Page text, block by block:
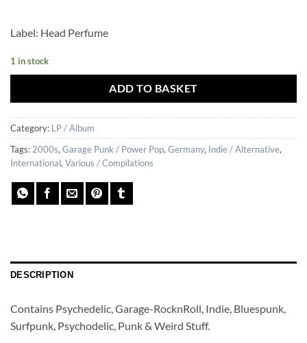
Label: Head Perfume
1 in stock
ADD TO BASKET
Category: LP / Album
Tags: 2000s, Garage Punk / Power Pop, Germany, Indie / Alternative,
International, Various / Compilations
DESCRIPTION
Contains Psychedelic, Garage-RocknRoll, Indie, Bluespunk,
Surfpunk, Psychodelic, Punk & Weird Stuff.